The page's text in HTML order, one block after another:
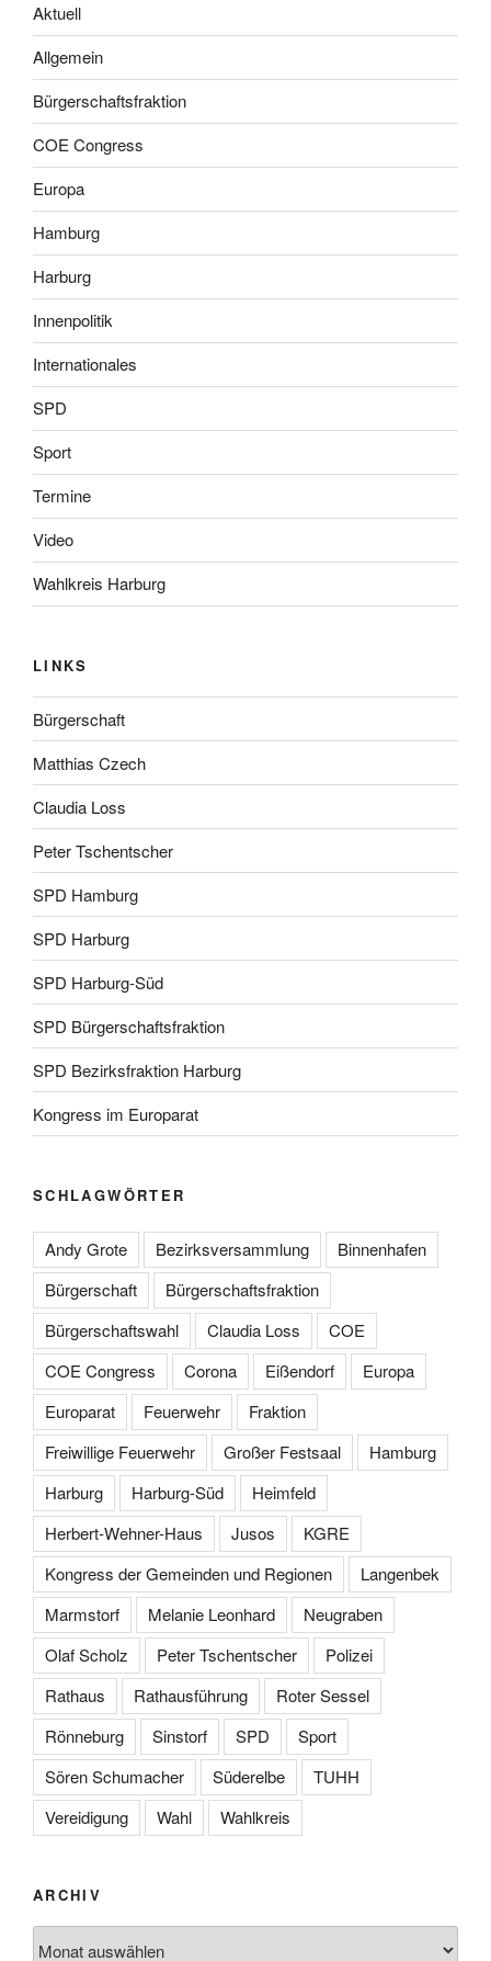
Aktuell
Allgemein
Bürgerschaftsfraktion
COE Congress
Europa
Hamburg
Harburg
Innenpolitik
Internationales
SPD
Sport
Termine
Video
Wahlkreis Harburg
LINKS
Bürgerschaft
Matthias Czech
Claudia Loss
Peter Tschentscher
SPD Hamburg
SPD Harburg
SPD Harburg-Süd
SPD Bürgerschaftsfraktion
SPD Bezirksfraktion Harburg
Kongress im Europarat
SCHLAGWÖRTER
Andy Grote Bezirksversammlung
Binnenhafen
Bürgerschaft
Bürgerschaftsfraktion
Bürgerschaftswahl
Claudia Loss
COE
COE Congress
Corona Eißendorf
Europa
Europarat
Feuerwehr
Fraktion
Freiwillige Feuerwehr
Großer Festsaal
Hamburg
Harburg
Harburg-Süd
Heimfeld
Herbert-Wehner-Haus
Jusos
KGRE
Kongress der Gemeinden und Regionen
Langenbek
Marmstorf
Melanie Leonhard
Neugraben
Olaf Scholz
Peter Tschentscher
Polizei
Rathaus
Rathausführung
Roter Sessel
Rönneburg
Sinstorf SPD
Sport
Sören Schumacher
Süderelbe
TUHH
Vereidigung
Wahl Wahlkreis
ARCHIV